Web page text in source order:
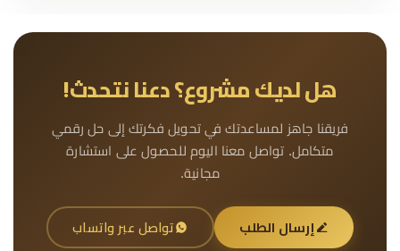
هل لديك مشروع؟ دعنا نتحدث!
فريقنا جاهز لمساعدتك في تحويل فكرتك إلى حل رقمي
متكامل. تواصل معنا اليوم للحصول على استشارة
مجانية.
إرسال الطلب تواصل عبر واتساب